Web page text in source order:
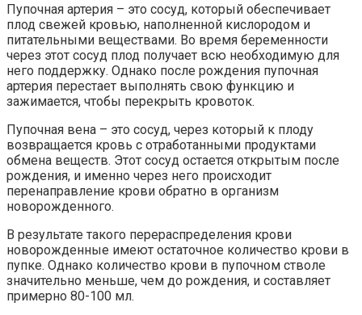
Пупочная артерия – это сосуд, который обеспечивает
плод свежей кровью, наполненной кислородом и
питательными веществами. Во время беременности
через этот сосуд плод получает всю необходимую для
него поддержку. Однако после рождения пупочная
артерия перестает выполнять свою функцию и
зажимается, чтобы перекрыть кровоток.
Пупочная вена – это сосуд, через который к плоду
возвращается кровь с отработанными продуктами
обмена веществ. Этот сосуд остается открытым после
рождения, и именно через него происходит
перенаправление крови обратно в организм
новорожденного.
В результате такого перераспределения крови
новорожденные имеют остаточное количество крови в
пупке. Однако количество крови в пупочном стволе
значительно меньше, чем до рождения, и составляет
примерно 80-100 мл.